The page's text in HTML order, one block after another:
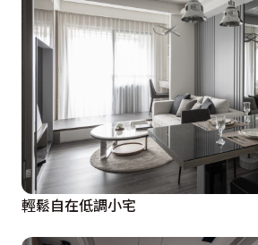
輕鬆自在低調小宅